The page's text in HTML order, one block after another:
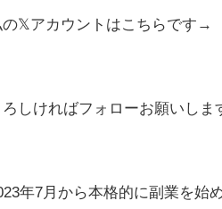
の𝕏アカウントはこちらです→
ろしければフォローお願いしま
年7月から本格的に副業を始